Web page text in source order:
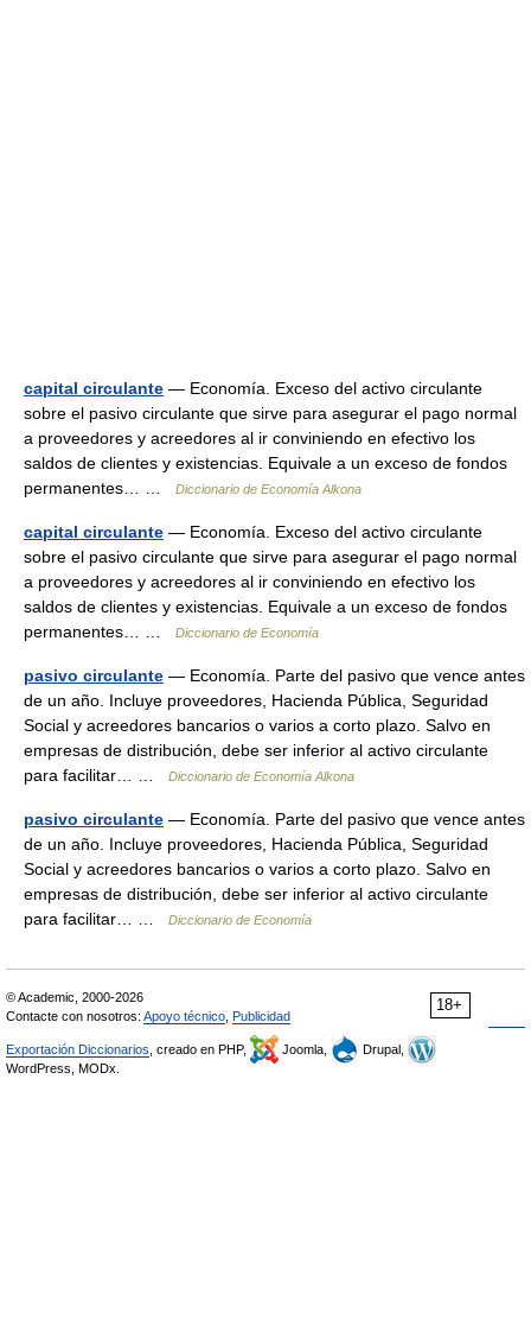
capital circulante — Economía. Exceso del activo circulante
sobre el pasivo circulante que sirve para asegurar el pago normal
a proveedores y acreedores al ir conviniendo en efectivo los
saldos de clientes y existencias. Equivale a un exceso de fondos
permanentes… …
Diccionario de Economía Alkona
capital circulante — Economía. Exceso del activo circulante
sobre el pasivo circulante que sirve para asegurar el pago normal
a proveedores y acreedores al ir conviniendo en efectivo los
saldos de clientes y existencias. Equivale a un exceso de fondos
permanentes… …
Diccionario de Economía
pasivo circulante — Economía. Parte del pasivo que vence antes
de un año. Incluye proveedores, Hacienda Pública, Seguridad
Social y acreedores bancarios o varios a corto plazo. Salvo en
empresas de distribución, debe ser inferior al activo circulante
para facilitar… …
Diccionario de Economía Alkona
pasivo circulante — Economía. Parte del pasivo que vence antes
de un año. Incluye proveedores, Hacienda Pública, Seguridad
Social y acreedores bancarios o varios a corto plazo. Salvo en
empresas de distribución, debe ser inferior al activo circulante
para facilitar… …
Diccionario de Economía
18+
© Academic, 2000-2026
Contacte con nosotros: Apoyo técnico Publicidad
Exportación Diccionarios , creado en PHP, Joomla,
Drupal,
WordPress, MODx.